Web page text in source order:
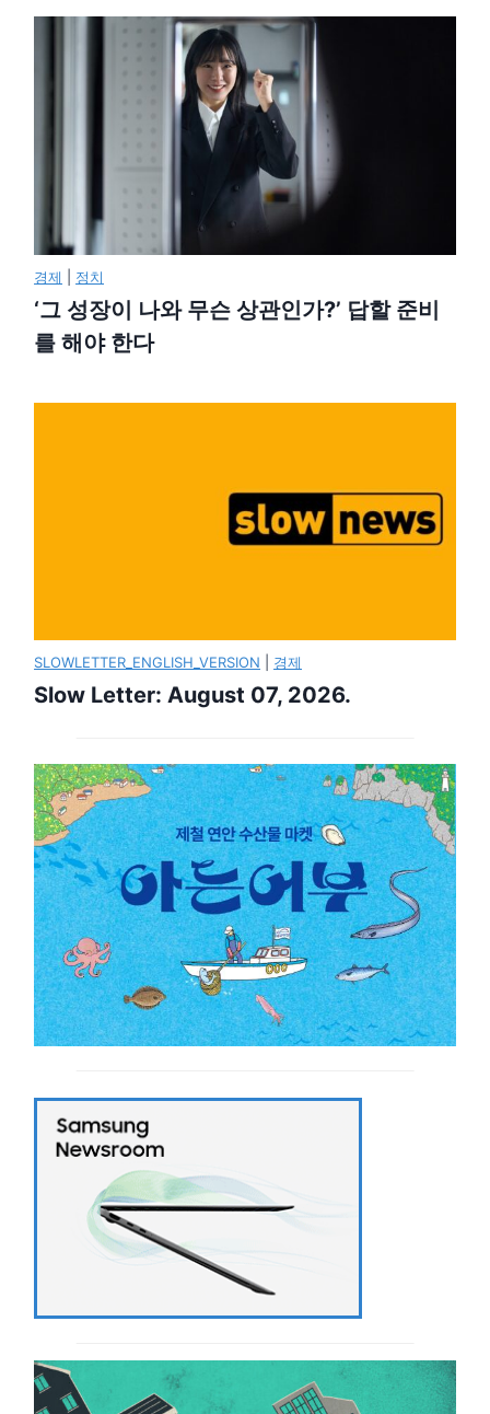
경제 정치
‘그 성장이 나와 무슨 상관인가?’ 답할 준비
를 해야 한다
SLOWLETTER_ENGLISH_VERSION 경제
Slow Letter: August 07, 2026.